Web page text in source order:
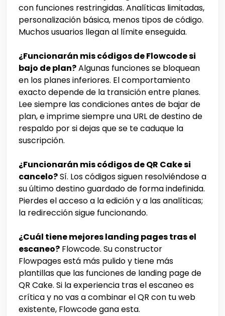
con funciones restringidas. Analíticas limitadas,
personalización básica, menos tipos de código.
Muchos usuarios llegan al límite enseguida.
¿Funcionarán mis códigos de Flowcode si
bajo de plan?Algunas funciones se bloquean
en los planes inferiores. El comportamiento
exacto depende de la transición entre planes.
Lee siempre las condiciones antes de bajar de
plan, e imprime siempre una URL de destino de
respaldo por si dejas que se te caduque la
suscripción.
¿Funcionarán mis códigos de QR Cake si
cancelo?Sí. Los códigos siguen resolviéndose a
su último destino guardado de forma indefinida.
Pierdes el acceso a la edición y a las analíticas;
la redirección sigue funcionando.
¿Cuál tiene mejores landing pages tras el
escaneo? Flowcode. Su constructor
Flowpages está más pulido y tiene más
plantillas que las funciones de landing page de
QR Cake. Si la experiencia tras el escaneo es
crítica y no vas a combinar el QR con tu web
existente, Flowcode gana esta.